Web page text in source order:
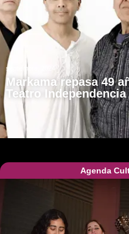
septiembre, 2024
Markama repasa 49
Teatro Independencia
Agenda